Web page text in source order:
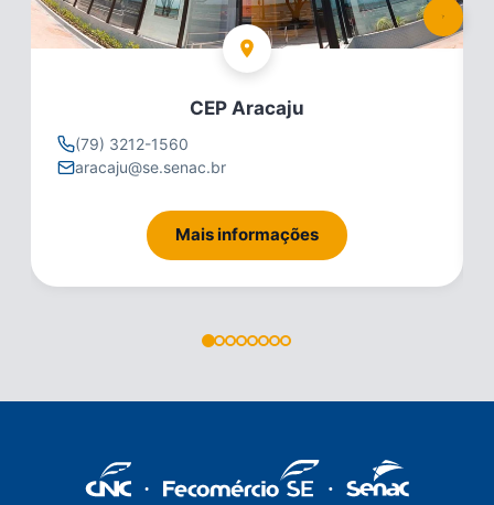
CEP Aracaju
(79) 3212-1560
aracaju@se.senac.br
Mais informações